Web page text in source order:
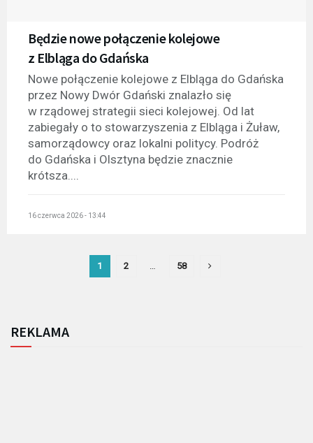
Będzie nowe połączenie kolejowe
z Elbląga do Gdańska
Nowe połączenie kolejowe z Elbląga do Gdańska
przez Nowy Dwór Gdański znalazło się
w rządowej strategii sieci kolejowej. Od lat
zabiegały o to stowarzyszenia z Elbląga i Żuław,
samorządowcy oraz lokalni politycy. Podróż
do Gdańska i Olsztyna będzie znacznie
krótsza....
16 czerwca 2026 - 13:44
1 2 58
REKLAMA